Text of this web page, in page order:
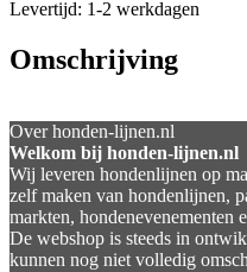
Levertijd: 1-2 werkdagen
Omschrijving
Over honden-lijnen.nl
Welkom bij honden-lijnen.nl
Wij leveren hondenlijnen op
zelf maken van hondenlijnen,
markten, hondenevenementen
De webshop is steeds in
kunnen nog niet volledig